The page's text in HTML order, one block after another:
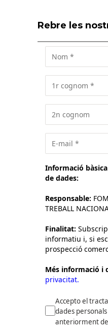
Rebre les
Informació
de dades:
Responsable:
TREBALL
Finalitat:
informatiu i, si
prospecció
Més informació i
privacitat.
Accepto el
dades
anteriorment